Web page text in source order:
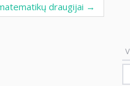
draugijai →